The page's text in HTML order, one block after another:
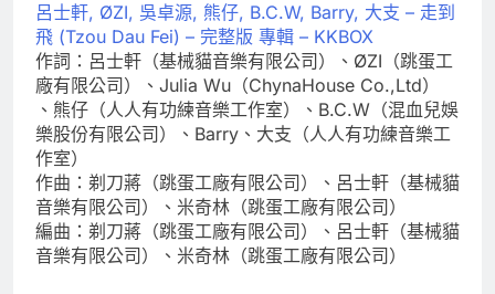
呂士軒, ØZI, 吳卓源, 熊仔, B.C.W, Barry, 大支 – 走到
飛 (Tzou Dau Fei) – 完整版 專輯 – KKBOX
作詞：呂士軒（基械貓音樂有限公司）、ØZI（跳蛋工
廠有限公司）、Julia Wu（ChynaHouse Co.,Ltd）
、熊仔（人人有功練音樂工作室）、B.C.W（混血兒娛
樂股份有限公司）、Barry、大支（人人有功練音樂工
作室）
作曲：剃刀蔣（跳蛋工廠有限公司）、呂士軒（基械貓
音樂有限公司）、米奇林（跳蛋工廠有限公司）
編曲：剃刀蔣（跳蛋工廠有限公司）、呂士軒（基械貓
音樂有限公司）、米奇林（跳蛋工廠有限公司）